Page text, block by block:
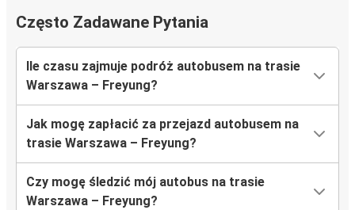
Często Zadawane Pytania
Ile czasu zajmuje podróż autobusem na trasie
Warszawa – Freyung?
Jak mogę zapłacić za przejazd autobusem na
trasie Warszawa – Freyung?
Czy mogę śledzić mój autobus na trasie
Warszawa – Freyung?